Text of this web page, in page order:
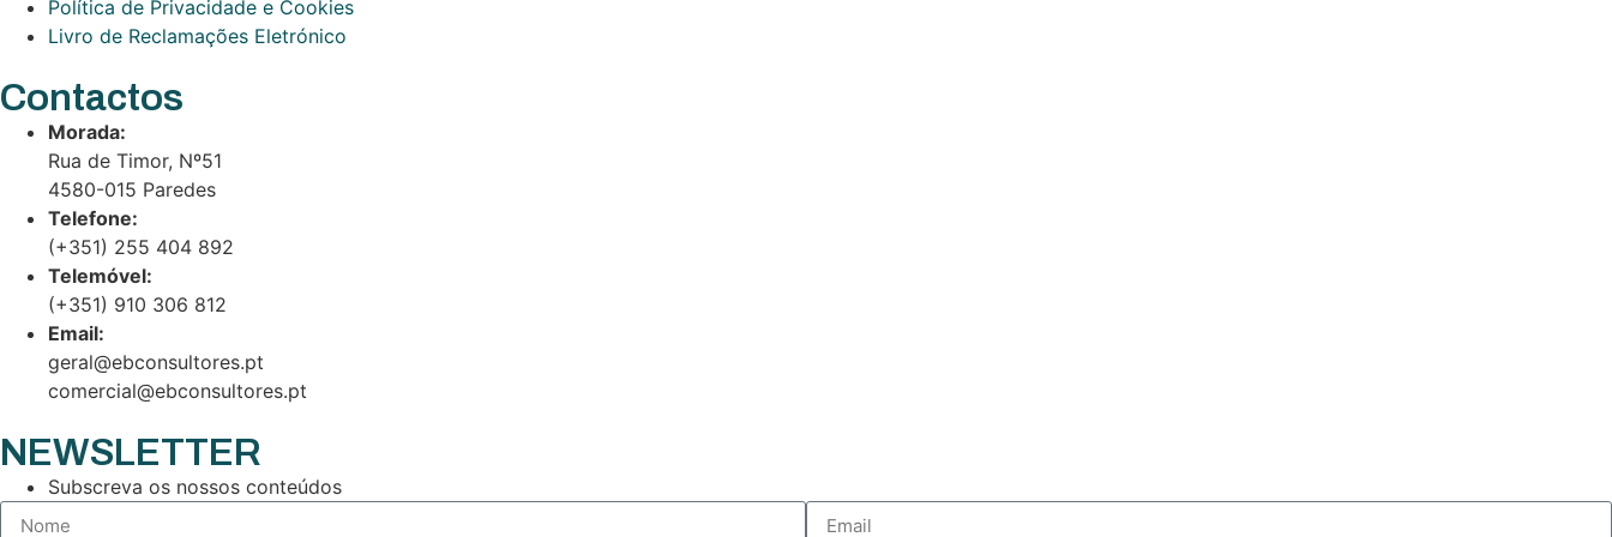
Política de Privacidade e Cookies
Livro de Reclamações Eletrónico
Contactos
Morada:
Rua de Timor, Nº51
4580-015 Paredes
Telefone:
(+351) 255 404 892
Telemóvel:
(+351) 910 306 812
Email:
geral@ebconsultores.pt
comercial@ebconsultores.pt
NEWSLETTER
Subscreva os nossos conteúdos